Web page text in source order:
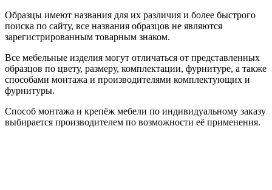
Образцы имеют названия для их различия и более быстрого
поиска по сайту, все названия образцов не являются
зарегистрированным товарным знаком.
Все мебельные изделия могут отличаться от представленных
образцов по цвету, размеру, комплектации, фурнитуре, а также
способами монтажа и производителями комплектующих и
фурнитуры.
Способ монтажа и крепёж мебели по индивидуальному заказу
выбирается производителем по возможности её применения.